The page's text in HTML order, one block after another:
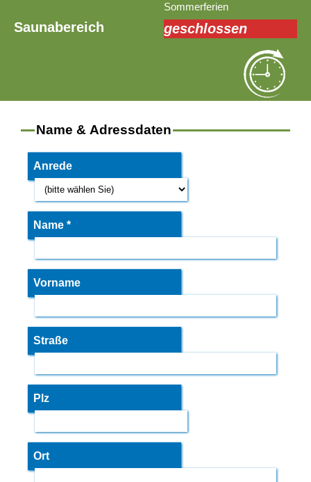
Sommerferien
Saunabereich geschlossen
Name & Adressdaten
Anrede
Name *
Vorname
Straße
Plz
Ort